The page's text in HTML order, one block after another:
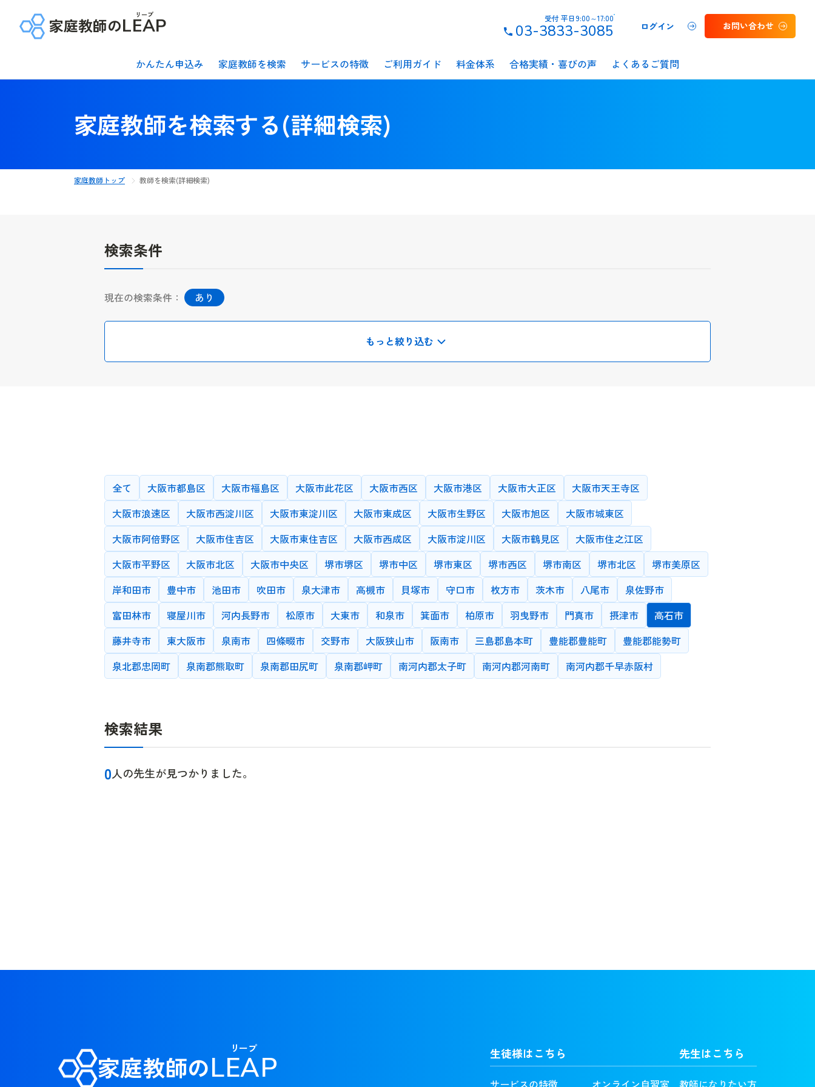
家庭教師のLEAP
リープ 受付 平日9:00～17:00
03-3833-3085 ログイン お問い合わせ
かんたん申込み 家庭教師を検索 サービスの特徴 ご利用ガイド 料金体系 合格実績・喜びの声 よくあるご質問
家庭教師を検索する(詳細検索)
家庭教師トップ 教師を検索(詳細検索)
検索条件
現在の検索条件： あり
もっと絞り込む
最低時給 以下
授業カテゴリーと最低時給の両方を選択してください
指導方法 かならずオンライン できればオンライン
どちらでも可
できれば対面
かならず対面
先生が希望する指導方法です。条件は複数選択可能です
指導可能エリア
希望する指導場所を選択してください
先生の住所で検索する
対面指導時に交通費を抑えるなど、近隣の先生を希望される場合にご利用
ください
学歴 大学院
大学/高専
全て 大阪市都島区 大阪市福島区 大阪市此花区 大阪市西区 大阪市港区 大阪市大正区
大阪市天王寺区
大阪市浪速区
大阪市西淀川区 大阪市東淀川区 大阪市東成区 大阪市生野区 大阪市旭区
大阪市城東区
大阪市阿倍野区
大阪市住吉区 大阪市東住吉区 大阪市西成区 大阪市淀川区 大阪市鶴見区
大阪市住之江区
大阪市平野区
大阪市北区 大阪市中央区 堺市堺区 堺市中区 堺市東区 堺市西区 堺市南区 堺市北区
堺市美原区
岸和田市
豊中市 池田市 吹田市 泉大津市 高槻市 貝塚市 守口市 枚方市 茨木市 八尾市
泉佐野市
富田林市
寝屋川市 河内長野市 松原市 大東市 和泉市 箕面市 柏原市 羽曳野市 門真市 摂津市
高石市
藤井寺市
東大阪市 泉南市 四條畷市 交野市 大阪狭山市 阪南市 三島郡島本町 豊能郡豊能町
豊能郡能勢町
泉北郡忠岡町
泉南郡熊取町 泉南郡田尻町 泉南郡岬町 南河内郡太子町 南河内郡河南町 南河内郡千早赤阪村
検索結果
0人の先生が見つかりました。
家庭教師のLEAP
リープ 生徒様はこちら
サービスの特徴 オンライン自習室
先生はこちら
教師になりたい方